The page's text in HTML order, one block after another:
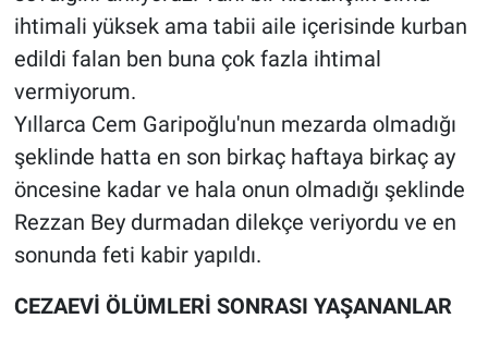
ihtimali yüksek ama tabii aile içerisinde kurban
edildi falan ben buna çok fazla ihtimal
vermiyorum.
Yıllarca Cem Garipoğlu'nun mezarda olmadığı
şeklinde hatta en son birkaç haftaya birkaç ay
öncesine kadar ve hala onun olmadığı şeklinde
Rezzan Bey durmadan dilekçe veriyordu ve en
sonunda feti kabir yapıldı.
CEZAEVİ ÖLÜMLERİ SONRASI YAŞANANLAR